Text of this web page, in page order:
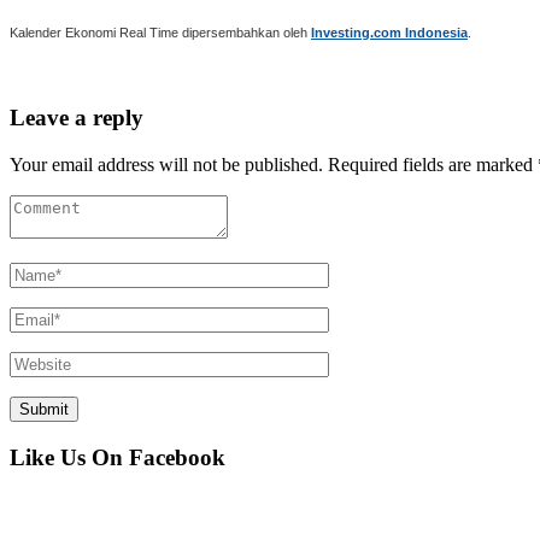
Kalender Ekonomi Real Time dipersembahkan oleh Investing.com Indonesia
Leave a reply
Your email address will not be published. Required fields are marked
Like Us On Facebook